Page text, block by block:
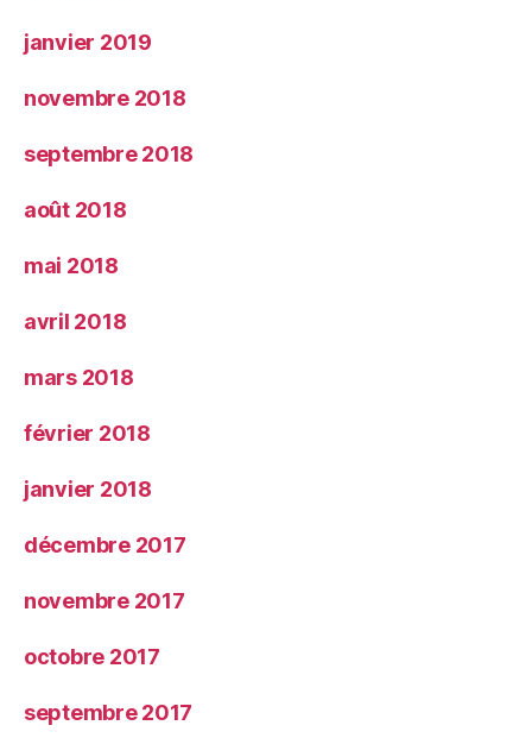
janvier 2019
novembre 2018
septembre 2018
août 2018
mai 2018
avril 2018
mars 2018
février 2018
janvier 2018
décembre 2017
novembre 2017
octobre 2017
septembre 2017